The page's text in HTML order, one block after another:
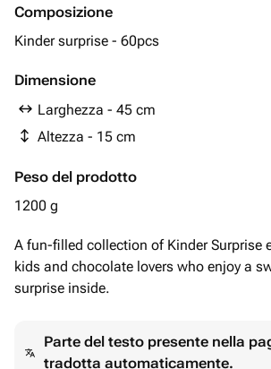
Composizione
Kinder surprise - 60pcs￼
Dimensione
Larghezza - 45 cm
Altezza - 15 cm
Peso del prodotto
1200 g
A fun-filled collection of Kinder Surprise
kids and chocolate lovers who enjoy a
surprise inside.
Parte del testo presente nella
tradotta automaticamente.